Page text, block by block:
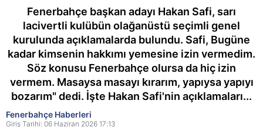
Fenerbahçe başkan adayı Hakan Safi, sarı
lacivertli kulübün olağanüstü seçimli genel
kurulunda açıklamalarda bulundu. Safi, Bugüne
kadar kimsenin hakkımı yemesine izin vermedim.
Söz konusu Fenerbahçe olursa da hiç izin
vermem. Masaysa masayı kırarım, yapıysa yapıyı
bozarım" dedi. İşte Hakan Safi'nin açıklamaları...
Fenerbahçe Haberleri
Giriş Tarihi: 06 Haziran 2026 17:13